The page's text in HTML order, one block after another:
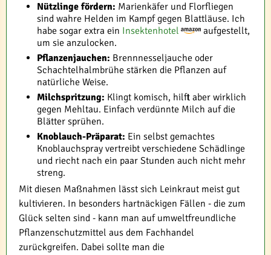
Nützlinge fördern: Marienkäfer und Florfliegen
sind wahre Helden im Kampf gegen Blattläuse. Ich
habe sogar extra ein Insektenhotel
aufgestellt,
um sie anzulocken.
Pflanzenjauchen: Brennnesseljauche oder
Schachtelhalmbrühe stärken die Pflanzen auf
natürliche Weise.
Milchspritzung: Klingt komisch, hilft aber wirklich
gegen Mehltau. Einfach verdünnte Milch auf die
Blätter sprühen.
Knoblauch-Präparat: Ein selbst gemachtes
Knoblauchspray vertreibt verschiedene Schädlinge
und riecht nach ein paar Stunden auch nicht mehr
streng.
Mit diesen Maßnahmen lässt sich Leinkraut meist gut
kultivieren. In besonders hartnäckigen Fällen - die zum
Glück selten sind - kann man auf umweltfreundliche
Pflanzenschutzmittel aus dem Fachhandel
zurückgreifen. Dabei sollte man die